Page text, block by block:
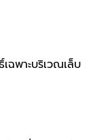
ฉพาะบริเวณเล็บ